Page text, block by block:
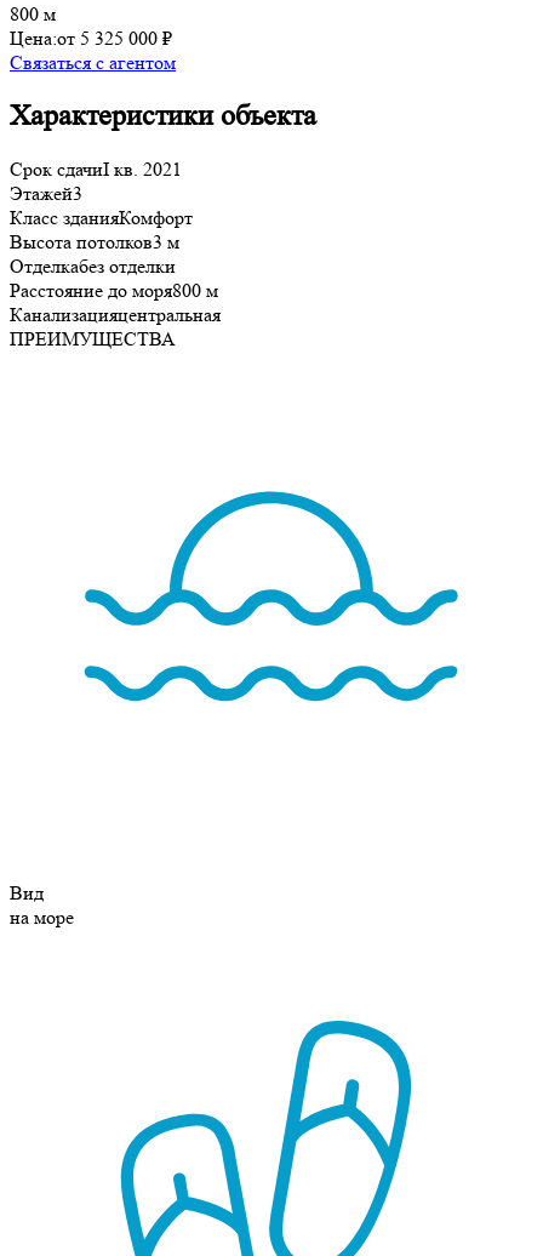
800 м
Цена:от 5 325 000 ₽
Связаться с агентом
Характеристики объекта
Срок сдачиI кв. 2021
Этажей3
Класс зданияКомфорт
Высота потолков3 м
Отделкабез отделки
Расстояние до моря800 м
Канализацияцентральная
ПРЕИМУЩЕСТВА
Вид
на море